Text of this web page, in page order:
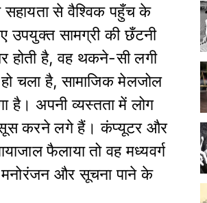
सहायता से वैश्विक पहुँच के
सामग्री की छँटनी
है, वह थकने-सी लगी
चला है, सामाजिक मेलजोल
अपनी व्यस्तता में लोग
करने लगे हैं। कंप्यूटर और
फैलाया तो वह मध्यवर्ग
और सूचना पाने के